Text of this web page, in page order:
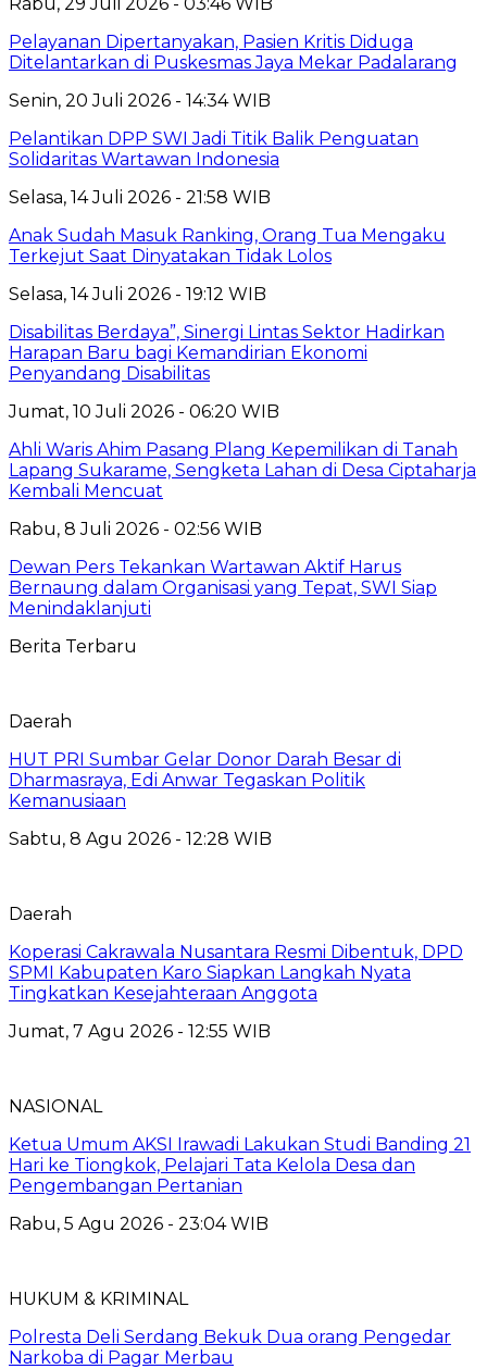
Pelayanan Dipertanyakan, Pasien Kritis Diduga
Ditelantarkan di Puskesmas Jaya Mekar Padalarang
Senin, 20 Juli 2026 - 14:34 WIB
Pelantikan DPP SWI Jadi Titik Balik Penguatan
Solidaritas Wartawan Indonesia
Selasa, 14 Juli 2026 - 21:58 WIB
Anak Sudah Masuk Ranking, Orang Tua Mengaku
Terkejut Saat Dinyatakan Tidak Lolos
Selasa, 14 Juli 2026 - 19:12 WIB
Disabilitas Berdaya”, Sinergi Lintas Sektor Hadirkan
Harapan Baru bagi Kemandirian Ekonomi
Penyandang Disabilitas
Jumat, 10 Juli 2026 - 06:20 WIB
Ahli Waris Ahim Pasang Plang Kepemilikan di Tanah
Lapang Sukarame, Sengketa Lahan di Desa Ciptaharja
Kembali Mencuat
Rabu, 8 Juli 2026 - 02:56 WIB
Dewan Pers Tekankan Wartawan Aktif Harus
Bernaung dalam Organisasi yang Tepat, SWI Siap
Menindaklanjuti
Berita Terbaru
Daerah
HUT PRI Sumbar Gelar Donor Darah Besar di
Dharmasraya, Edi Anwar Tegaskan Politik
Kemanusiaan
Sabtu, 8 Agu 2026 - 12:28 WIB
Daerah
Koperasi Cakrawala Nusantara Resmi Dibentuk, DPD
SPMI Kabupaten Karo Siapkan Langkah Nyata
Tingkatkan Kesejahteraan Anggota
Jumat, 7 Agu 2026 - 12:55 WIB
NASIONAL
Ketua Umum AKSI Irawadi Lakukan Studi Banding 21
Hari ke Tiongkok, Pelajari Tata Kelola Desa dan
Pengembangan Pertanian
Rabu, 5 Agu 2026 - 23:04 WIB
HUKUM & KRIMINAL
Polresta Deli Serdang Bekuk Dua orang Pengedar
Narkoba di Pagar Merbau